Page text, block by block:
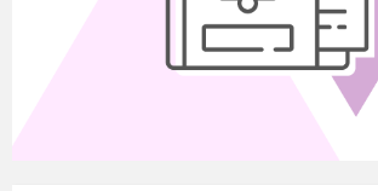
зал, де чекає однокласників, щоб
отриманих частин слово, а на
буде загадка, яку потрібно
У залі дітям